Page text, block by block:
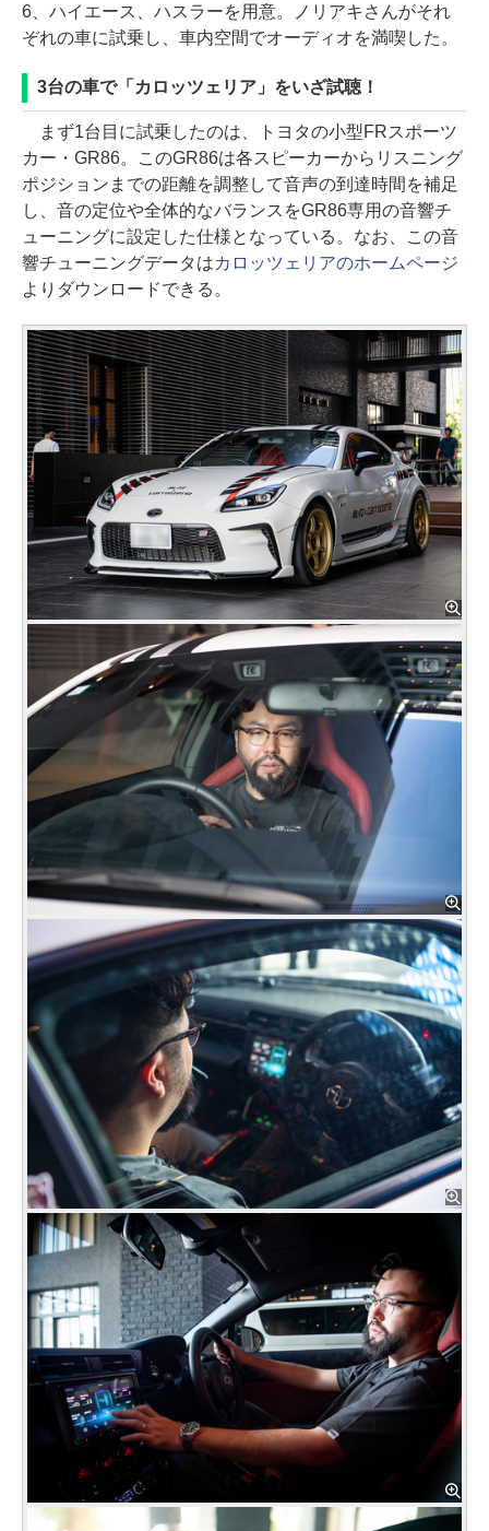
6、ハイエース、ハスラーを用意。ノリアキさんがそれ
ぞれの車に試乗し、車内空間でオーディオを満喫した。
3台の車で「カロッツェリア」をいざ試聴！
まず1台目に試乗したのは、トヨタの小型FRスポーツ
カー・GR86。このGR86は各スピーカーからリスニング
ポジションまでの距離を調整して音声の到達時間を補足
し、音の定位や全体的なバランスをGR86専用の音響チ
ューニングに設定した仕様となっている。なお、この音
響チューニングデータはカロッツェリアのホームページ
よりダウンロードできる。